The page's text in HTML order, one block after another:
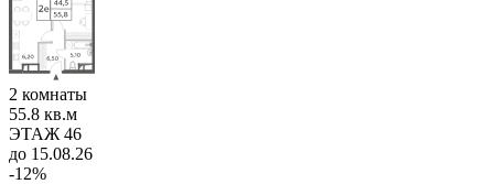
2 комнаты
55.8 кв.м
ЭТАЖ 46
до 15.08.26
-12%